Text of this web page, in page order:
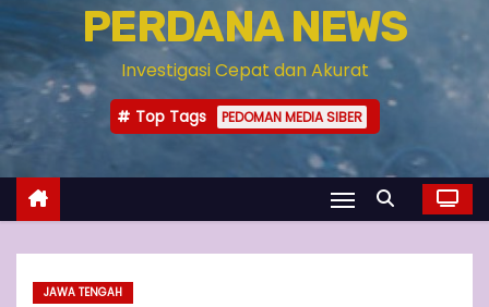
PERDANA NEWS
Investigasi Cepat dan Akurat
Top Tags PEDOMAN MEDIA SIBER
JAWA TENGAH